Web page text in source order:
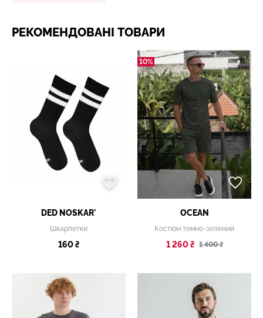
РЕКОМЕНДОВАНІ ТОВАРИ
DED NOSKAR'
Шкарпетки
160 ₴
10%
OCEAN
Костюм темно-зелений
1 260 ₴ 1 400 ₴